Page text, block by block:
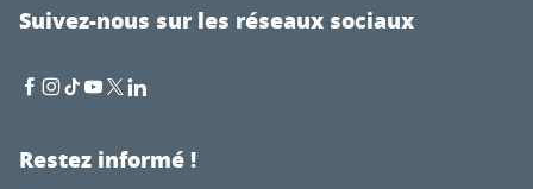
Suivez-nous sur les réseaux sociaux
Restez informé !